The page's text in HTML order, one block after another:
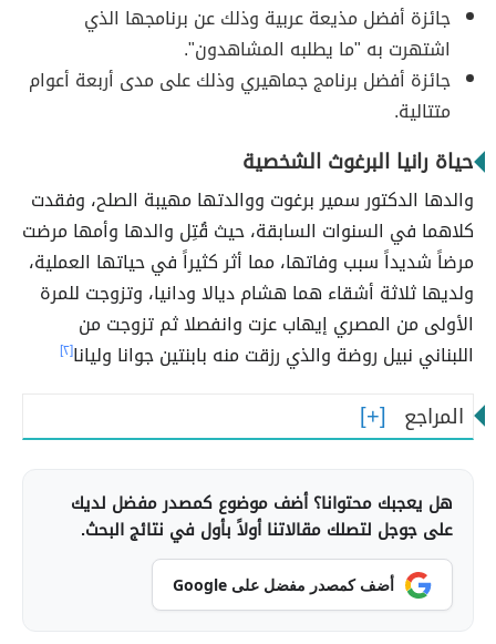
جائزة أفضل مذيعة عربية وذلك عن برنامجها الذي
اشتهرت به "ما يطلبه المشاهدون".
جائزة أفضل برنامج جماهيري وذلك على مدى أربعة أعوام
متتالية.
حياة رانيا البرغوث الشخصية
والدها الدكتور سمير برغوت ووالدتها مهيبة الصلح، وفقدت
كلاهما في السنوات السابقة، حيث قُتِل والدها وأمها مرضت
مرضاً شديداً سبب وفاتها، مما أثر كثيراً في حياتها العملية،
ولديها ثلاثة أشقاء هما هشام ديالا ودانيا، وتزوجت للمرة
الأولى من المصري إيهاب عزت وانفصلا ثم تزوجت من
اللبناني نبيل روضة والذي رزقت منه بابنتين جوانا وليانا[٢]
المراجع
هل يعجبك محتوانا؟ أضف موضوع كمصدر مفضل لديك
على جوجل لتصلك مقالاتنا أولاً بأول في نتائج البحث.
أضف كمصدر مفضل على Google